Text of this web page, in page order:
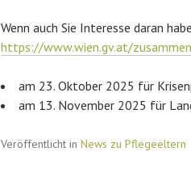
Wenn auch Sie Interesse daran
https://www.wien.gv.at/
am 23. Oktober 2025 für
am 13. November 2025 für
Veröffentlicht in News zu Pflegeeltern